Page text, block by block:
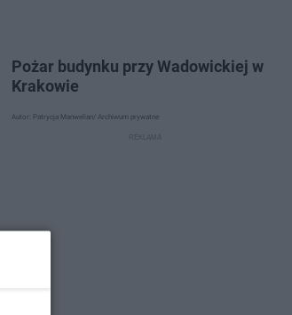
Pożar budynku przy Wadowickiej w
Krakowie
Autor: Patrycja Manwelian/ Archiwum prywatne